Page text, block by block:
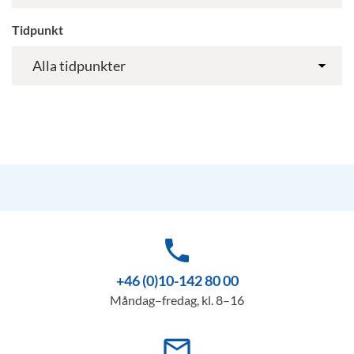
Tidpunkt
phone
+46 (0)10-142 80 00
Måndag–fredag, kl. 8–16